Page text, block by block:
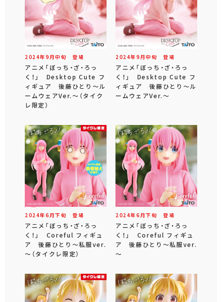
2024年9 月中旬 登場
アニメ「ぼっち・ざ・ろっ
く！」 Desktop Cute フ
ィギュア 後藤ひとり～ル
ームウェアVer.～（タイク
レ限定）
2024年9 月中旬 登場
アニメ「ぼっち・ざ・ろっ
く！」 Desktop Cute フ
ィギュア 後藤ひとり～ル
ームウェアVer.～
2024年6 月下旬 登場
アニメ「ぼっち・ざ・ろっ
く！」 Coreful フィギュ
ア 後藤ひとり～私服ver.
～（タイクレ限定）
2024年6 月下旬 登場
アニメ「ぼっち・ざ・ろっ
く！」 Coreful フィギュ
ア 後藤ひとり～私服ver.
～